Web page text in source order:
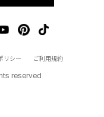
リシー ご利用規約
reserved